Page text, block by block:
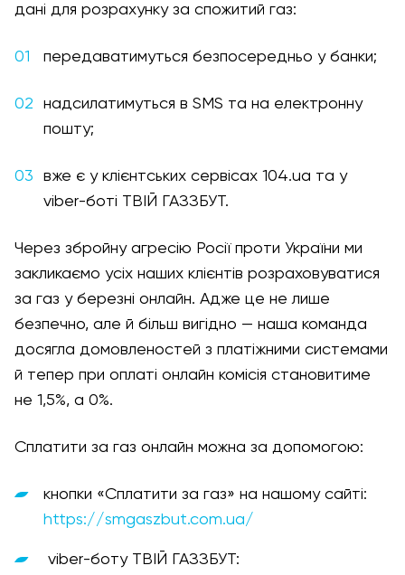
дані для розрахунку за спожитий газ:
передаватимуться безпосередньо у банки;
надсилатимуться в SMS та на електронну
пошту;
вже є у клієнтських сервісах 104.ua та у
viber-боті ТВІЙ ГАЗЗБУТ.
Через збройну агресію Росії проти України ми
закликаємо усіх наших клієнтів розраховуватися
за газ у березні онлайн. Адже це не лише
безпечно, але й більш вигідно — наша команда
досягла домовленостей з платіжними системами
й тепер при оплаті онлайн комісія становитиме
не 1,5%, а 0%.
Сплатити за газ онлайн можна за допомогою:
кнопки «Сплатити за газ» на нашому сайті:
https://smgaszbut.com.ua/
viber-боту ТВІЙ ГАЗЗБУТ: